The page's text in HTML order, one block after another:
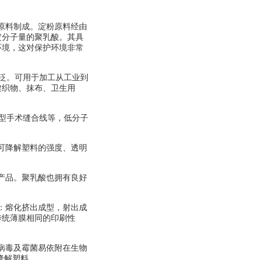
料制成。淀粉原料经由
子量的聚乳酸。其具
，这对保护环境非常
。可用于加工从工业到
物、抹布、卫生用
手术缝合线等，低分子
降解塑料的强度、透明
品。聚乳酸也拥有良好
熔化挤出成型，射出成
薄膜相同的印刷性
毒及霉菌易依附在生物